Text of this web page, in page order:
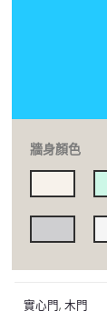
牆身顏色
實心門,木門